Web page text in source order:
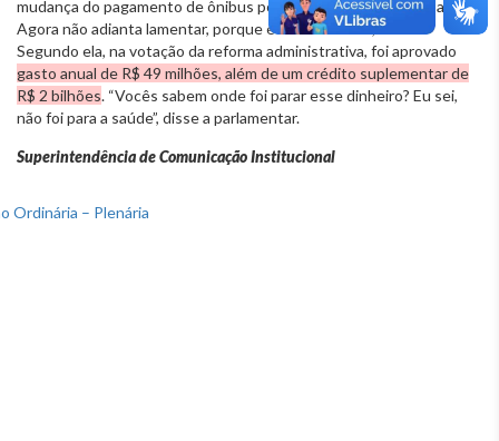
mudança do pagamento de ônibus por quilômetro rodado eu avisei.
Agora não adianta lamentar, porque é tarde demais”, disse.
Segundo ela, na votação da reforma administrativa, foi aprovado
gasto anual de R$ 49 milhões, além de um crédito suplementar de
R$ 2 bilhões. “Vocês sabem onde foi parar esse dinheiro? Eu sei,
não foi para a saúde”, disse a parlamentar.
Superintendência de Comunicação Institucional